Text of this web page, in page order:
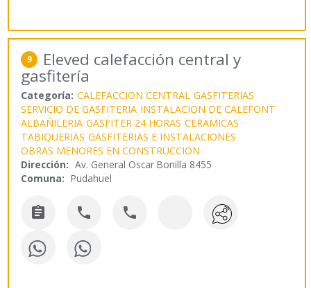
9 Eleved calefacción central y
gasfitería
Categoría: CALEFACCION CENTRAL GASFITERIAS
SERVICIO DE GASFITERIA INSTALACION DE CALEFONT
ALBAÑILERIA GASFITER 24 HORAS CERAMICAS
TABIQUERIAS GASFITERIAS E INSTALACIONES
OBRAS MENORES EN CONSTRUCCION
Dirección: Av. General Oscar Bonilla 8455
Comuna: Pudahuel
  